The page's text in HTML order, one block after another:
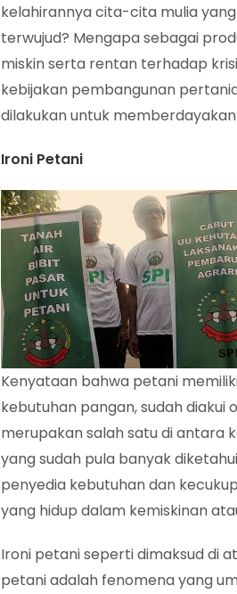
kelahirannya cita-cita mulia yang
terwujud? Mengapa sebagai
miskin serta rentan terhadap
kebijakan pembangunan
dilakukan untuk
Ironi Petani
Kenyataan bahwa petani
kebutuhan pangan, sudah
merupakan salah satu di antara
yang sudah pula banyak
penyedia kebutuhan dan
yang hidup dalam kemiskinan
Ironi petani seperti dimaksud di
petani adalah fenomena yang